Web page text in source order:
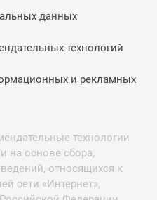
данных
технологий
и рекламных
технологии
на основе сбора,
относящихся к
сети «Интернет»,